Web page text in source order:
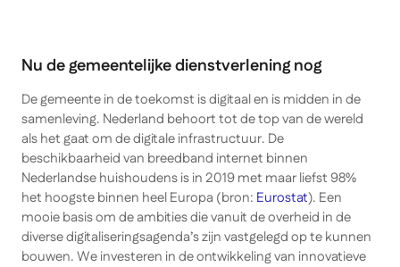
Nu de gemeentelijke dienstverlening nog
De gemeente in de toekomst is digitaal en is midden in de
samenleving. Nederland behoort tot de top van de wereld
als het gaat om de digitale infrastructuur. De
beschikbaarheid van breedband internet binnen
Nederlandse huishoudens is in 2019 met maar liefst 98%
het hoogste binnen heel Europa (bron: Eurostat). Een
mooie basis om de ambities die vanuit de overheid in de
diverse digitaliseringsagenda’s zijn vastgelegd op te kunnen
bouwen. We investeren in de ontwikkeling van innovatieve